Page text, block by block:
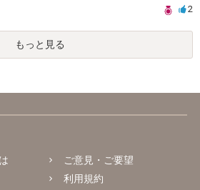
2
もっと見る
ご意見・ご要望
利用規約